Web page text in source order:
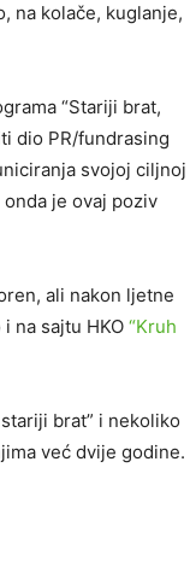
na kolače, kuglanje,
“Stariji brat,
dio PR/fundrasing
svojoj ciljnoj
je ovaj poziv
ali nakon ljetne
i na sajtu HKO “Kruh
brat” i nekoliko
već dvije godine.